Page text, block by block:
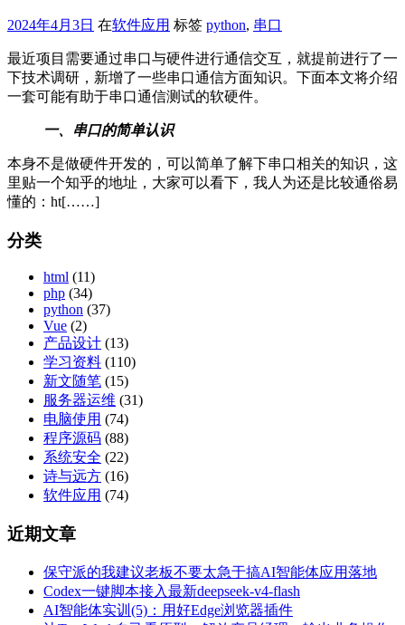
2024年4月3日 在软件应用 标签 python, 串口
最近项目需要通过串口与硬件进行通信交互，就提前进行了一
下技术调研，新增了一些串口通信方面知识。下面本文将介绍
一套可能有助于串口通信测试的软硬件。
一、串口的简单认识
本身不是做硬件开发的，可以简单了解下串口相关的知识，这
里贴一个知乎的地址，大家可以看下，我人为还是比较通俗易
懂的：ht[……]
分类
html (11)
php (34)
python (37)
Vue (2)
产品设计 (13)
学习资料 (110)
新文随笔 (15)
服务器运维 (31)
电脑使用 (74)
程序源码 (88)
系统安全 (22)
诗与远方 (16)
软件应用 (74)
近期文章
保守派的我建议老板不要太急于搞AI智能体应用落地
Codex一键脚本接入最新deepseek-v4-flash
AI智能体实训(5)：用好Edge浏览器插件